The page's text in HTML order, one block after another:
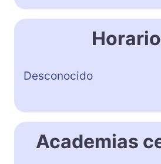
Desconocido
Academias